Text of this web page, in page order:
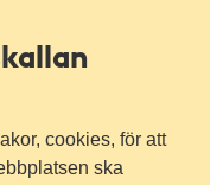
cookies, för att
ska